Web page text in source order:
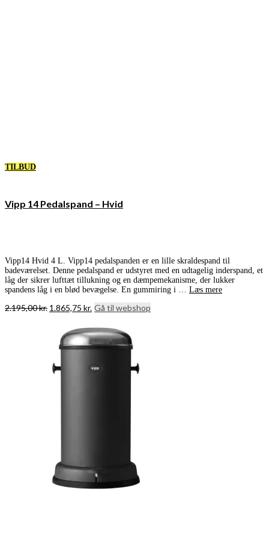
TILBUD
Vipp 14 Pedalspand – Hvid
Vipp14 Hvid 4 L. Vipp14 pedalspanden er en lille skraldespand til
badeværelset. Denne pedalspand er udstyret med en udtagelig inderspand, et
låg der sikrer lufttæt tillukning og en dæmpemekanisme, der lukker
spandens låg i en blød bevægelse. En gummiring i … Læs mere
2.195,00kr. Den
var:
2.195,00 kr..
1.865,75 kr. Den
pris
er:
1.865,75 kr..
Gå til webshop